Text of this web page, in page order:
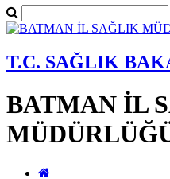
T.C. SAĞLIK
BATMAN İL